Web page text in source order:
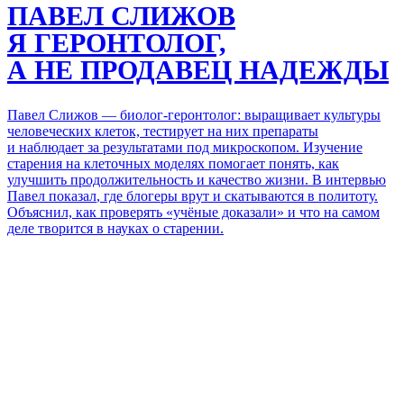
ПАВЕЛ СЛИЖОВ
Я ГЕРОНТОЛОГ,
А НЕ ПРОДАВЕЦ НАДЕЖДЫ
Павел Слижов — биолог-геронтолог: выращивает культуры
человеческих клеток, тестирует на них препараты
и наблюдает за результатами под микроскопом. Изучение
старения на клеточных моделях помогает понять, как
улучшить продолжительность и качество жизни. В интервью
Павел показал, где блогеры врут и скатываются в политоту.
Объяснил, как проверять «учёные доказали» и что на самом
деле творится в науках о старении.